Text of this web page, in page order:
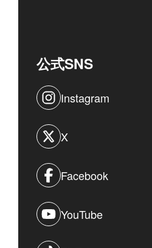
公式SNS
Instagram
X
Facebook
YouTube